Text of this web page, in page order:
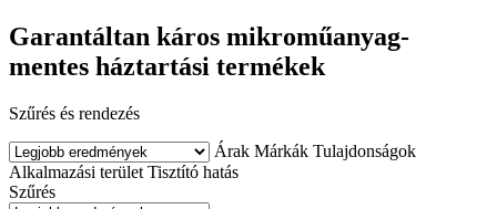
Garantáltan káros mikroműanyag-
mentes háztartási termékek
Szűrés és rendezés
Árak Márkák Tulajdonságok
Alkalmazási terület Tisztító hatás
Szűrés